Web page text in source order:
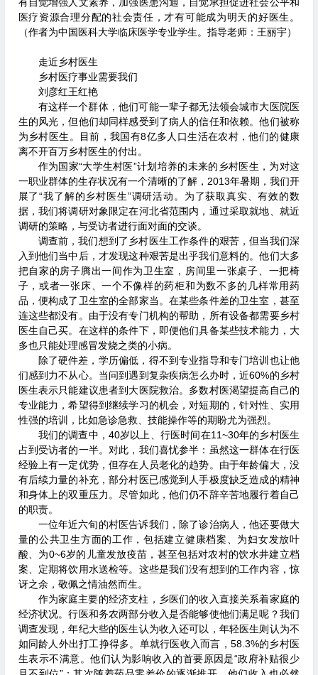
医疗资源合理分配的社会责任，才有可能成为明天的好医生。
（作者为中国医科大学临床医学专业学生。指导老师：王丽宇）
走近乡村医生
乡村医疗事业需要我们
刘彦红王红艳
有这样一个群体，他们可能一辈子都无法领会城市大医院医
生的风光，但他们却同样感受到了病人的信任和依赖。他们被称
为乡村医生。目前，我国有8亿多人口生活在农村，他们的健康
离不开百万乡村医生的付出。
作为国家“大学生村医”计划培养的未来的乡村医生，为对这
一职业群体的生存状况有一个清晰的了解，2013年暑期，我们开
展了“我了解的乡村医生”调研活动。为了获取真实、有效的数
据，我们将调研对象限定在河北省范围内，通过采取就地、就近
调研的策略，与受访者进行面对面的交谈。
调查前，我们想到了乡村医生工作条件的艰苦，但当我们深
入到他们当中后，才发现这种艰苦是出乎我们意料的。他们大多
把自家的房子腾出一间作为卫生室，房间里一张桌子、一把椅
子，或者一张床、一个不像样的药柜和为数不多的几样常用药
品，便构成了卫生室的全部家当。在某些条件差的卫生室，甚至
连这些都没有。由于没有专门机构的帮助，所有设备都需要乡村
医生自己买。在这样的条件下，即便他们具备某些技术能力，大
多也只能处理感冒发烧之类的小病。
除了硬件差，学历偏低，得不到专业指导和专门培训也让他
们感到力不从心。当问到遇到复杂疾病怎么办时，近60%的乡村
医生表示只能建议患者到大医院救治。多数村医渴望提高自己的
专业能力，希望得到继续学习的机会，对短期的，针对性、实用
性强的培训，比如急诊急救、技能操作等的期盼尤为强烈。
我们的调查中，40岁以上、行医时间在11~30年的乡村医生
占到受访者的一半。对此，我们喜忧参半：虽然这一群体在行医
经验上有一定优势，但存在人员老化的趋势。由于年龄偏大，没
有后续力量的补充，部分村医已感觉到人手极度缺乏造成的精神
和身体上的双重压力。尽管如此，他们仍不辞辛苦地履行着自己
的职责。
一位年近六旬的村医告诉我们，除了诊治病人，他还要做大
量的公共卫生方面的工作，包括建立健康档案、为妇女发放叶
酸、为0~6岁的儿童发放疫苗，甚至包括对农村的饮水井建立档
案、定期将饮用水送检等。这些是我们没有想到的工作内容，惊
讶之余，敬佩之情油然而生。
作为家庭主要的经济支柱，乡医们的收入直接关系着家庭的
经济状况。行医和务农两部分收入是否能够使他们满足呢？我们
调查发现，年纪大些的医生认为收入还可以，年轻医生则认为不
如同龄人外出打工挣得多。单就行医收入而言，58.3%的乡村医
生表示不满意。他们认为影响收入的首要原因是“政府补贴很少